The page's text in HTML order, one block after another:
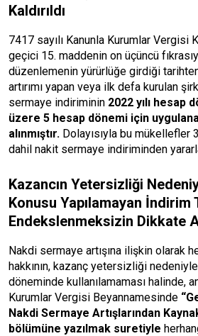
Kaldırıldı
7417 sayılı Kanunla Kurumlar Vergisi
geçici 15. maddenin on üçüncü
düzenlemenin yürürlüğe girdiği
artırımı yapan veya ilk defa kurulan
sermaye indiriminin 2022 yılı hesap
üzere 5 hesap dönemi için
alınmıştır. Dolayısıyla bu mükellefler
dahil nakit sermaye indiriminden
Kazancın Yetersizliği
Konusu Yapılamayan İndirim
Endekslenmeksizin Dikkate
Nakdi sermaye artışına ilişkin olarak
hakkının, kazanç yetersizliği
döneminde kullanılamaması halinde,
Kurumlar Vergisi Beyannamesinde
Nakdi Sermaye Artışlarından
bölümüne yazılmak suretiyle